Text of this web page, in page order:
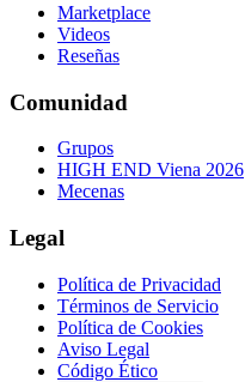
Marketplace
Videos
Reseñas
Comunidad
Grupos
HIGH END Viena 2026
Mecenas
Legal
Política de Privacidad
Términos de Servicio
Política de Cookies
Aviso Legal
Código Ético